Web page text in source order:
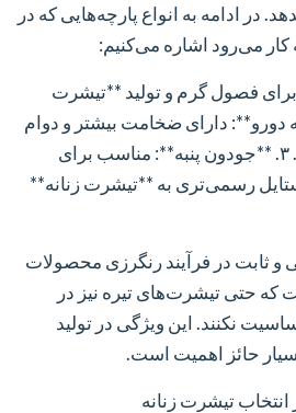
در ادامه به انواع پارچه‌هایی که در
کار می‌رود اشاره می‌کنیم:
برای فصول گرم و تولید **تیشرت
دورو**: دارای ضخامت بیشتر و دوام
۳. **جودون پنبه**: مناسب برای
رسمی‌تری به **تیشرت زنانه**
و ثابت در فرآیند رنگرزی محصولات
که حتی تیشرت‌های تیره نیز در
نکنند. این ویژگی در تولید
حائز اهمیت است.
تیشرت زنانه